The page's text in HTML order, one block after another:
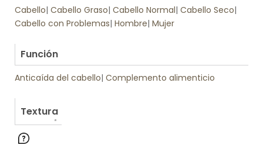
Cabello| Cabello Graso| Cabello Normal| Cabello Seco|
Cabello con Problemas| Hombre| Mujer
Función
Anticaída del cabello| Complemento alimenticio
Textura